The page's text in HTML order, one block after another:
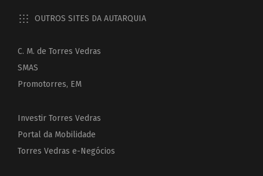
OUTROS SITES DA AUTARQUIA
C. M. de Torres Vedras
SMAS
Promotorres, EM
Investir Torres Vedras
Portal da Mobilidade
Torres Vedras e-Negócios